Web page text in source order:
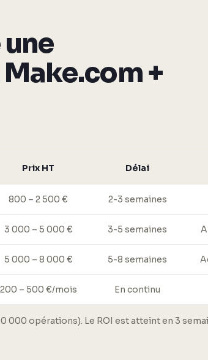
+
Prix HT Délai
800 – 2 500 € 2-3 semaines
3 000 – 5 000 € 3-5 semaines
5 000 – 8 000 € 5-8 semaines
200 – 500 €/mois En continu
000 opérations). Le ROI est atteint en 3